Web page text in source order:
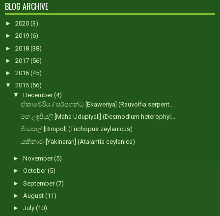
BLOG ARCHIVE
► 2020 (3)
► 2019 (6)
► 2018 (38)
► 2017 (56)
► 2016 (45)
▼ 2015 (56)
▼ December(4)
ඒකාවේරිය / සර්පගන්ධ [Ekaweriya] (Rauvolfia serpent...
මහ උඳුපියලි [Maha Udupiyali] (Desmodium heterophyl...
බිංපොල් [Bimpol] (Trichopus zeylanicus)
යකිනාරං [Yakinaran] (Atalantia ceylanica)
► November(5)
► October(5)
► September(7)
► August (11)
► July (10)